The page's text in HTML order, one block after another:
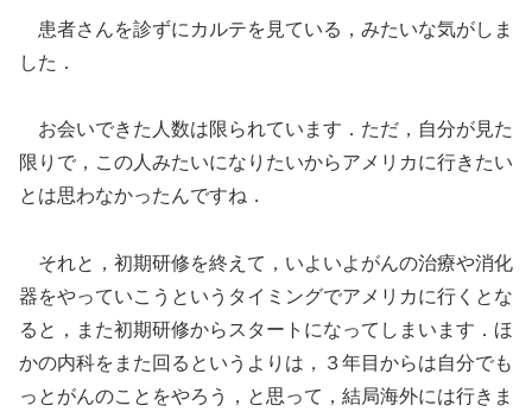
患者さんを診ずにカルテを見ている，みたいな気がしま
した．
お会いできた人数は限られています．ただ，自分が見た
限りで，この人みたいになりたいからアメリカに行きたい
とは思わなかったんですね．
それと，初期研修を終えて，いよいよがんの治療や消化
器をやっていこうというタイミングでアメリカに行くとな
ると，また初期研修からスタートになってしまいます．ほ
かの内科をまた回るというよりは，３年目からは自分でも
っとがんのことをやろう，と思って，結局海外には行きま